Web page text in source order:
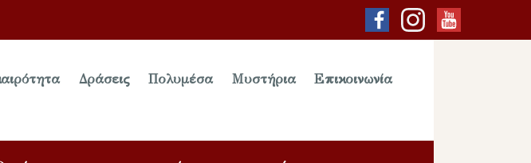
Δράσεις Πολυμέσα Μυστήρια Επικοινωνία